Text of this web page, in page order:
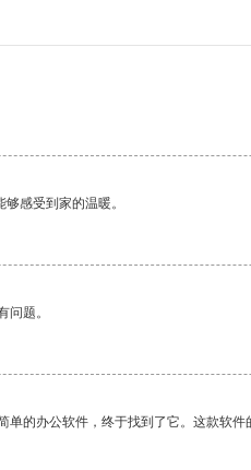
感受到家的温暖。
问题。
单的办公软件，终于找到了它。这款软